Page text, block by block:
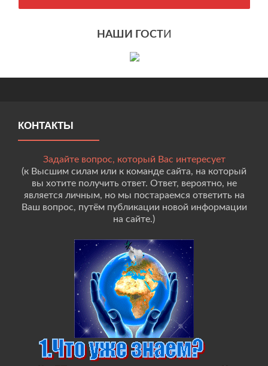
НАШИ ГОСТ И
КОНТАКТЫ
Задайте вопрос, который Вас интересует
(к Высшим силам или к команде сайта, на который
вы хотите получить ответ. Ответ, вероятно, не
является личным, но мы постараемся ответить на
Ваш вопрос, путём публикации новой информации
на сайте.)